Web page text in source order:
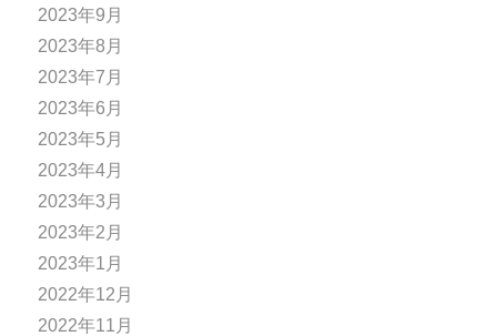
2023年9月
2023年8月
2023年7月
2023年6月
2023年5月
2023年4月
2023年3月
2023年2月
2023年1月
2022年12月
2022年11月